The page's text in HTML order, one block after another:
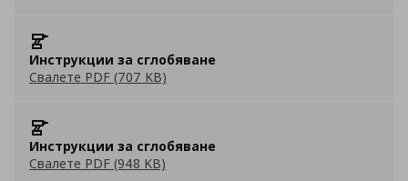
Инструкции за сглобяване
Свалете PDF (707 KB)
Инструкции за сглобяване
Свалете PDF (948 KB)